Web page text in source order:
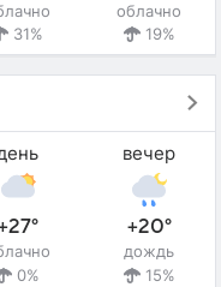
31%
облачно
19%
0%
вечер
+20°
дождь
15%